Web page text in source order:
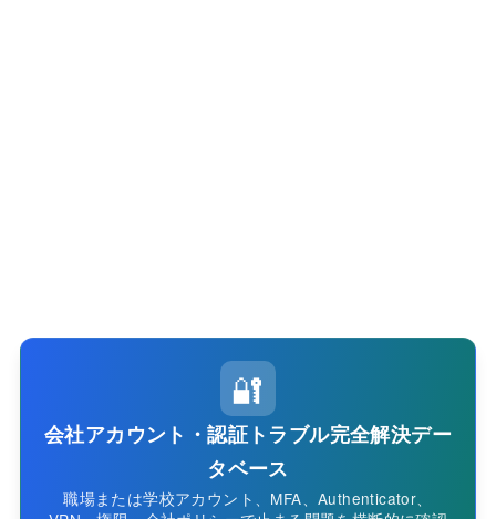
🔐
会社アカウント・認証トラブル完全解決デー
タベース
職場または学校アカウント、MFA、Authenticator、